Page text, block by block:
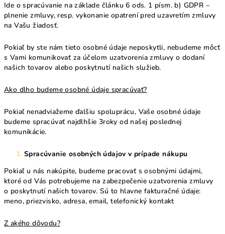
Ide o spracúvanie na základe článku 6 ods. 1 písm. b) GDPR –
plnenie zmluvy, resp. vykonanie opatrení pred uzavretím zmluvy
na Vašu žiadosť.
Pokiaľ by ste nám tieto osobné údaje neposkytli, nebudeme môcť
s Vami komunikovať za účelom uzatvorenia zmluvy o dodaní
našich tovarov alebo poskytnutí našich služieb.
Ako dlho budeme osobné údaje spracúvať?
Pokiaľ nenadviažeme ďalšiu spoluprácu, Vaše osobné údaje
budeme spracúvať najdlhšie 3roky od našej poslednej
komunikácie.
Spracúvanie osobných údajov v prípade nákupu
Pokiaľ u nás nakúpite, budeme pracovať s osobnými údajmi,
ktoré od Vás potrebujeme na zabezpečenie uzatvorenia zmluvy
o poskytnutí našich tovarov. Sú to hlavne fakturačné údaje:
meno, priezvisko, adresa, email, telefonický kontakt
Z akého dôvodu?